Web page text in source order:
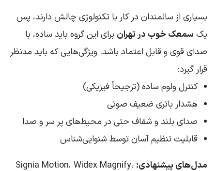
بسیاری از سالمندان در کار با تکنولوژی چالش دارند، پس
یک سمعک خوب در تهران برای این گروه باید ساده، با
صدای قوی و قابل اعتماد باشد. ویژگی‌هایی که باید مدنظر
قرار گیرد:
کنترل ولوم ساده (ترجیحاً فیزیکی)
هشدار باتری ضعیف صوتی
صدای بلند و شفاف حتی در محیط‌های پر سر و صدا
قابلیت تنظیم آسان توسط شنوایی‌شناس
مدل‌های پیشنهادی: Signia Motion، Widex Magnify،